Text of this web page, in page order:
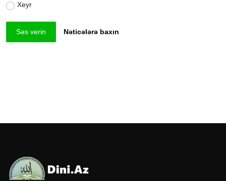
Xeyr
Səs verin Nəticələrə baxın